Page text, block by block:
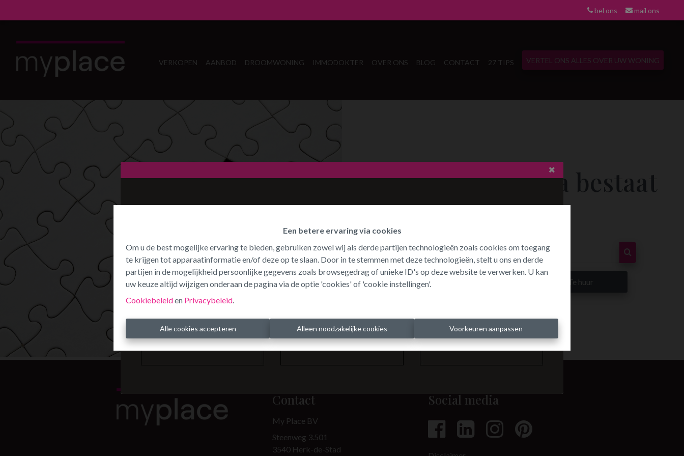
Een betere ervaring via cookies
Om u de best mogelijke ervaring te bieden, gebruiken zowel wij als derde partijen technologieën zoals cookies om toegang
te krijgen tot apparaatinformatie en/of deze op te slaan. Door in te stemmen met deze technologieën, stelt u ons en derde
partijen in de mogelijkheid persoonlijke gegevens zoals browsegedrag of unieke ID's op deze website te verwerken. U kan
uw keuze altijd wijzigen onderaan de pagina via de optie 'cookies' of 'cookie instellingen'.
Cookiebeleiden Privacybeleid
Alle cookies accepteren Alleen noodzakelijke cookies Voorkeuren aanpassen
bel ons mail ons
VERKOPEN AANBOD DROOMWONING IMMODOKTER OVER ONS BLOG CONTACT 27 TIPS VERTEL ONS ALLES OVER UW WONING
Oeps, deze pagina bestaat
niet meer
Te huur
Contact
My Place BV
Steenweg 3.501
3540 Herk-de-Stad
Social media